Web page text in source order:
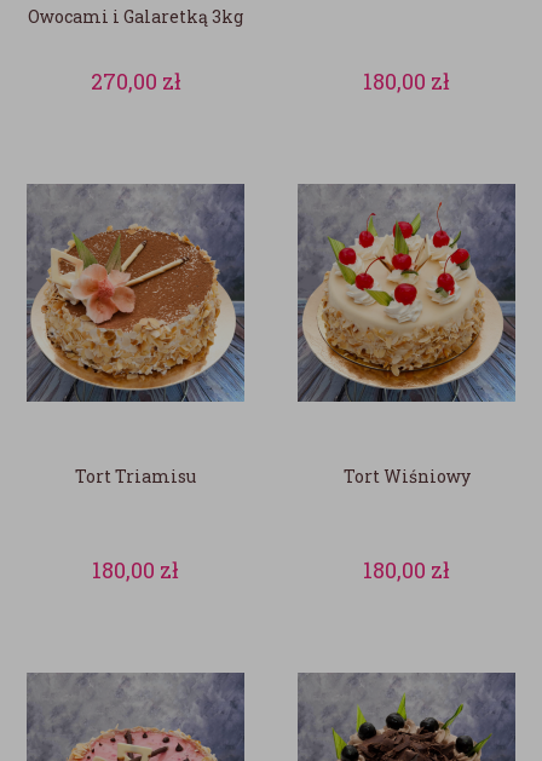
Owocami i Galaretką 3kg
270,00 zł 180,00 zł
Tort Triamisu
180,00 zł
Tort Wiśniowy
180,00 zł